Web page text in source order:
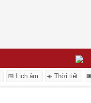
📅 Lịch âm ☀️ Thời tiết